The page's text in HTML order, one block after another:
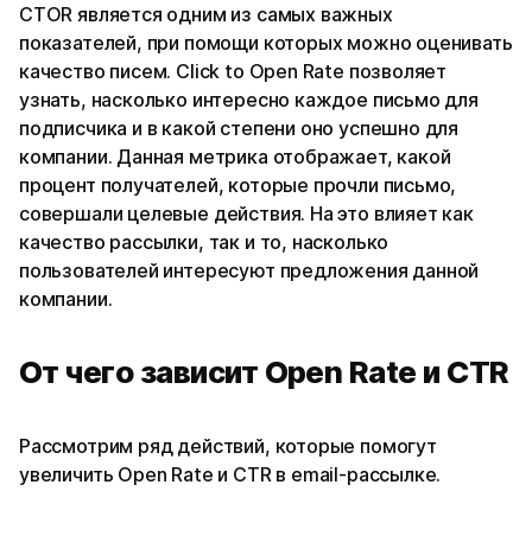
CTOR является одним из самых важных
показателей, при помощи которых можно оценивать
качество писем. Click to Open Rate позволяет
узнать, насколько интересно каждое письмо для
подписчика и в какой степени оно успешно для
компании. Данная метрика отображает, какой
процент получателей, которые прочли письмо,
совершали целевые действия. На это влияет как
качество рассылки, так и то, насколько
пользователей интересуют предложения данной
компании.
От чего зависит Open Rate и CTR
Рассмотрим ряд действий, которые помогут
увеличить Open Rate и CTR в email-рассылке.